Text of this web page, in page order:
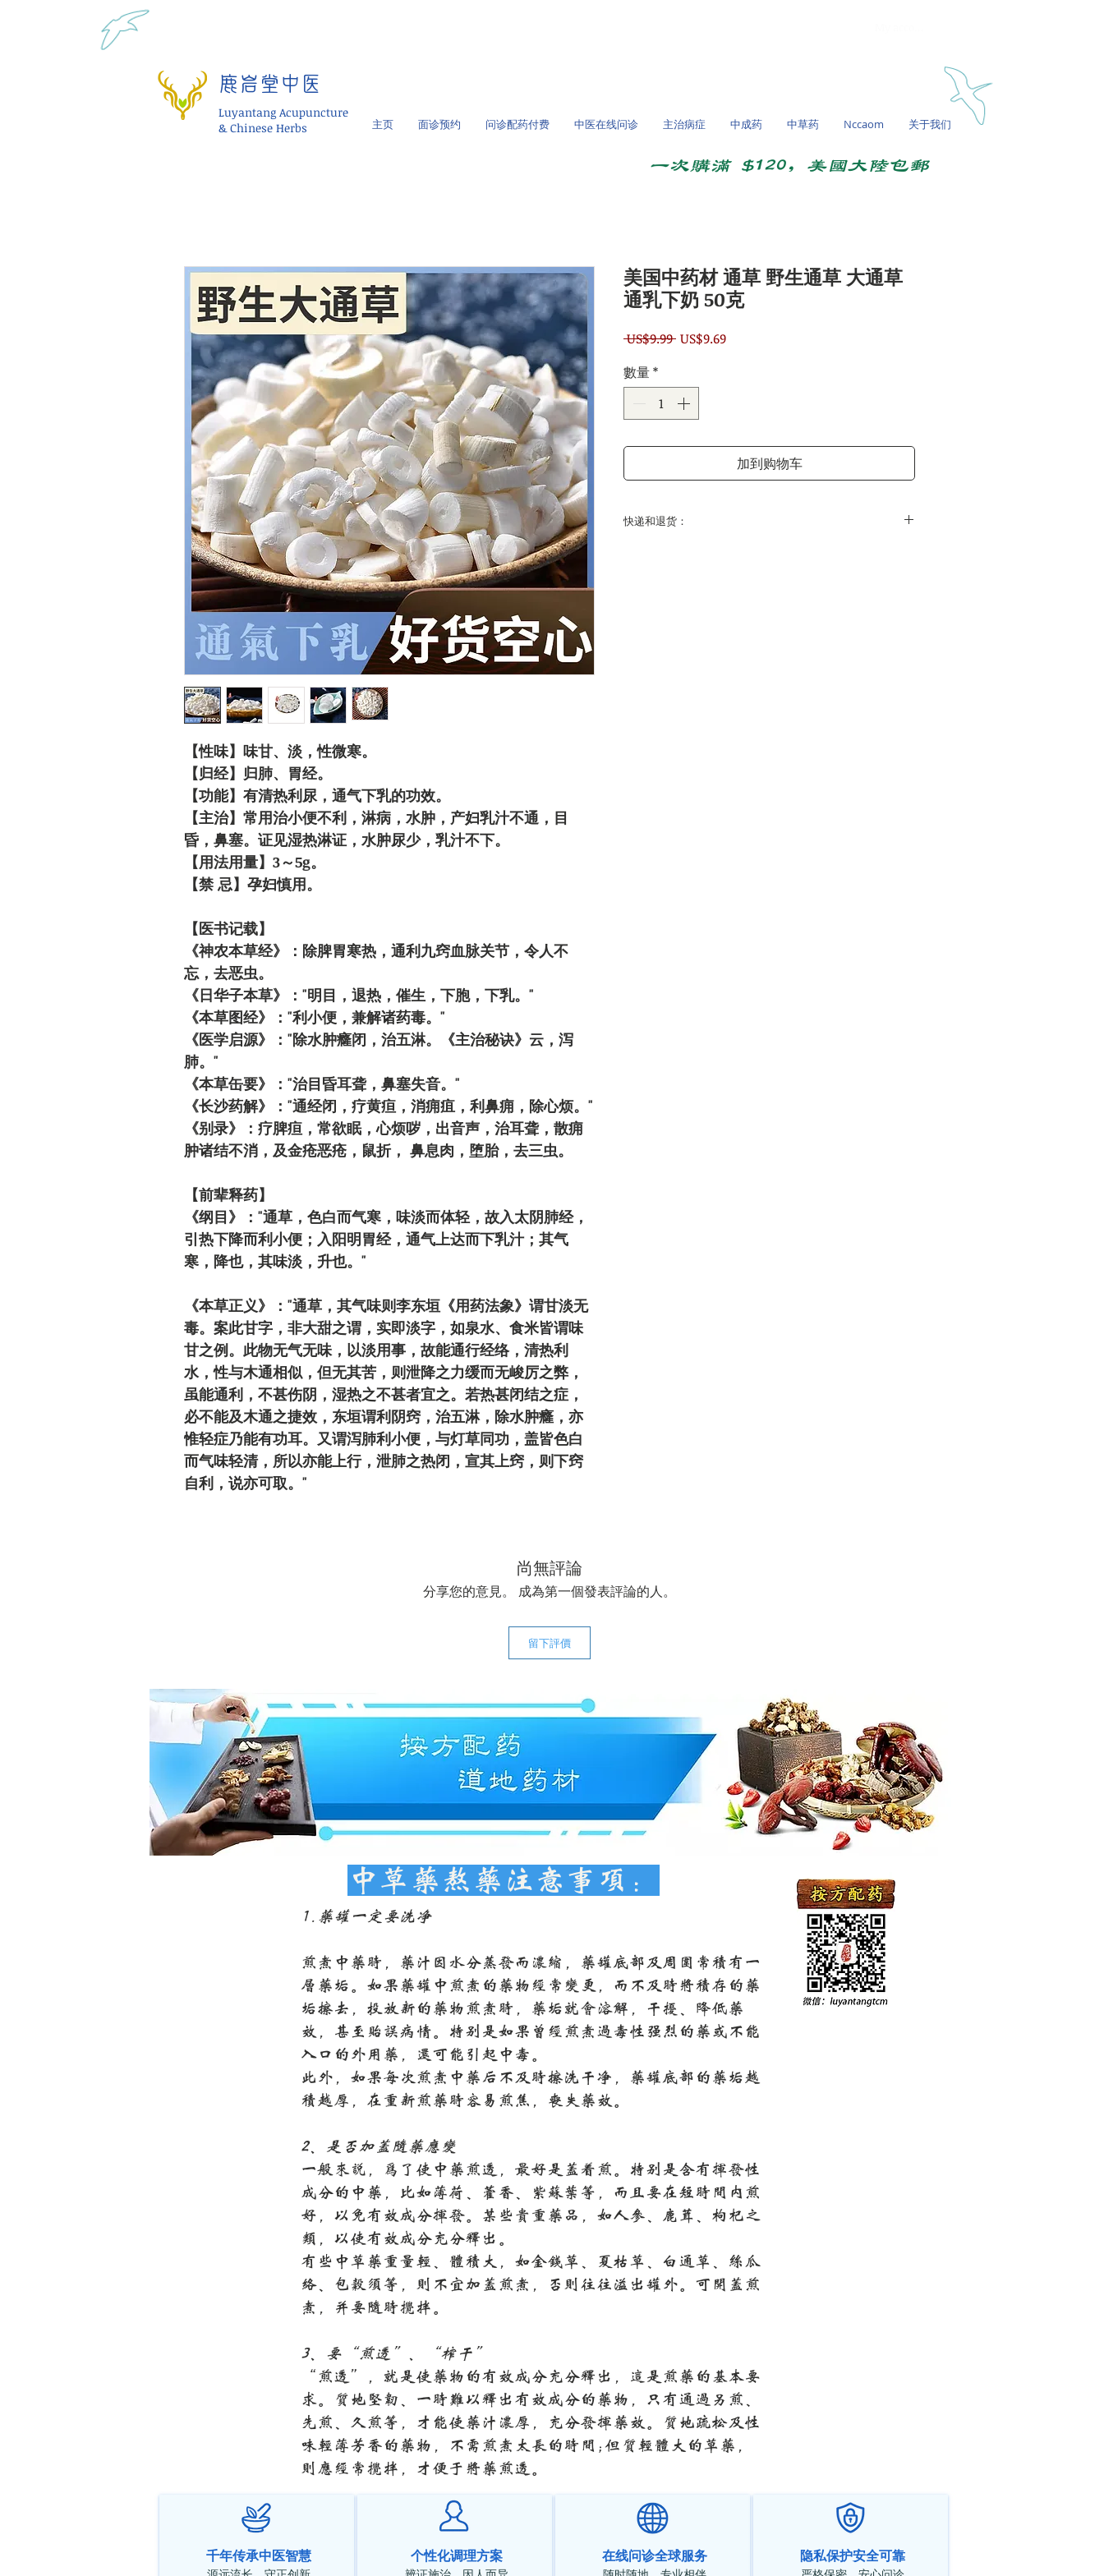
鹿岩堂中医
Luyantang Acupuncture
& Chinese Herbs
主页 面诊预约 问诊配药付费 中医在线问诊 主治病症 中成药 中草药 Nccaom 关于我们
【性味】味甘、淡，性微寒。
【归经】归肺、胃经。
【功能】有清热利尿，通气下乳的功效。
【主治】常用治小便不利，淋病，水肿，产妇乳汁不通，目
昏，鼻塞。证见湿热淋证，水肿尿少，乳汁不下。
【用法用量】3～5g。
【禁 忌】孕妇慎用。
【医书记载】
《神农本草经》：除脾胃寒热，通利九窍血脉关节，令人不
忘，去恶虫。
《日华子本草》："明目，退热，催生，下胞，下乳。"
《本草图经》："利小便，兼解诸药毒。"
《医学启源》："除水肿癃闭，治五淋。《主治秘诀》云，泻
肺。"
《本草缶要》："治目昏耳聋，鼻塞失音。"
《长沙药解》："通经闭，疗黄疸，消痈疽，利鼻痈，除心烦。"
《别录》：疗脾疸，常欲眠，心烦哕，出音声，治耳聋，散痈
肿诸结不消，及金疮恶疮，鼠折， 鼻息肉，堕胎，去三虫。
【前辈释药】
《纲目》："通草，色白而气寒，味淡而体轻，故入太阴肺经，
引热下降而利小便；入阳明胃经，通气上达而下乳汁；其气
寒，降也，其味淡，升也。"
《本草正义》："通草，其气味则李东垣《用药法象》谓甘淡无
毒。案此甘字，非大甜之谓，实即淡字，如泉水、食米皆谓味
甘之例。此物无气无味，以淡用事，故能通行经络，清热利
水，性与木通相似，但无其苦，则泄降之力缓而无峻厉之弊，
虽能通利，不甚伤阴，湿热之不甚者宜之。若热甚闭结之症，
必不能及木通之捷效，东垣谓利阴窍，治五淋，除水肿癃，亦
惟轻症乃能有功耳。又谓泻肺利小便，与灯草同功，盖皆色白
而气味轻清，所以亦能上行，泄肺之热闭，宣其上窍，则下窍
自利，说亦可取。"
美国中药材 通草 野生通草 大通草
通乳下奶 50克
US$9.99 一
格
US$9.69促
數量*
加到购物车
快递和退货：
尚無評論
分享您的意見。 成為第一個發表評論的人。
留下評價
一次购满 $120，美国大陆包邮
中草药熬药注意事项：
1.药罐一定要洗净
煎煮中药时，药汁因水分蒸发而浓缩，药罐底部及周围常积有一
层药垢。如果药罐中煎煮的药物经常变更，而不及时将积存的药
垢擦去，投放新的药物煎煮时，药垢就会溶解，干扰、降低药
效，甚至贻误病情。特别是如果曾经煎煮过毒性强烈的药或不能
入口的外用药，还可能引起中毒。
此外，如果每次煎煮中药后不及时擦洗干净，药罐底部的药垢越
积越厚，在重新煎药时容易煎焦，丧失药效。
2、是否加盖随药应变
一般来说，为了使中药煎透，最好是盖着煎。特别是含有挥发性
成分的中药，比如薄荷、藿香、紫苏叶等，而且要在短时间内煎
好，以免有效成分挥发。某些贵重药品，如人参、鹿茸、枸杞之
类，以使有效成分充分释出。
有些中草药重量轻、体积大，如金钱草、夏枯草、白通草、丝瓜
络、包谷须等，则不宜加盖煎煮，否则往往溢出罐外。可开盖煎
煮，并要随时搅拌。
3、要“煎透”、“榨干”
“煎透”，就是使药物的有效成分充分释出，这是煎药的基本要
求。质地坚韧、一时难以释出有效成分的药物，只有通过另煎、
先煎、久煎等，才能使药汁浓厚，充分发挥药效。质地疏松及性
味轻薄芳香的药物，不需煎煮太长的时间;但质轻体大的草药，
则应经常搅拌，才便于将药煎透。
千年传承中医智慧 个性化调理方案 在线问诊全球服务 隐私保护安全可靠